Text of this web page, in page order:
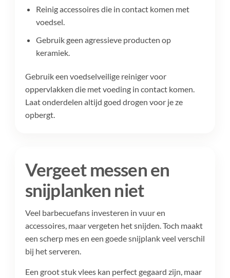
Reinig accessoires die in contact komen met
voedsel.
Gebruik geen agressieve producten op
keramiek.
Gebruik een voedselveilige reiniger voor
oppervlakken die met voeding in contact komen.
Laat onderdelen altijd goed drogen voor je ze
opbergt.
Vergeet messen en
snijplanken niet
Veel barbecuefans investeren in vuur en
accessoires, maar vergeten het snijden. Toch maakt
een scherp mes en een goede snijplank veel verschil
bij het serveren.
Een groot stuk vlees kan perfect gegaard zijn, maar